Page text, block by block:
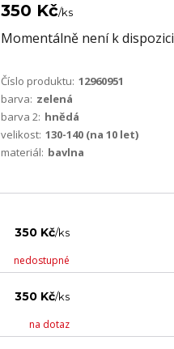
350 Kč/ks
Momentálně není k dispozici
Číslo produktu: 12960951
barva: zelená
barva 2: hnědá
velikost: 130-140 (na 10 let)
materiál: bavlna
350 Kč/ks
nedostupné
350 Kč/ks
na dotaz